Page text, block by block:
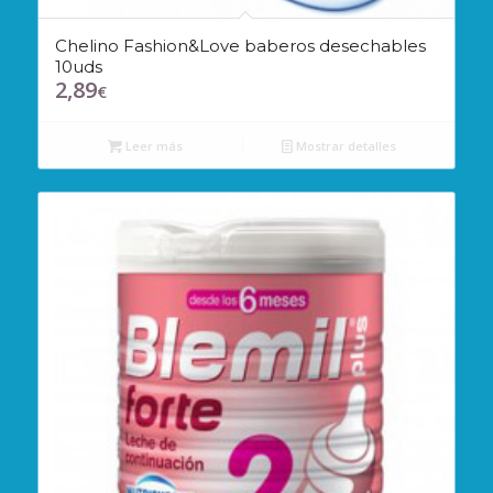
Chelino Fashion&Love baberos desechables
10uds
2,89€
Leer más Mostrar detalles